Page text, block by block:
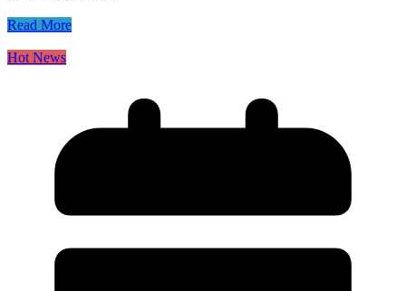
Read More
Hot News